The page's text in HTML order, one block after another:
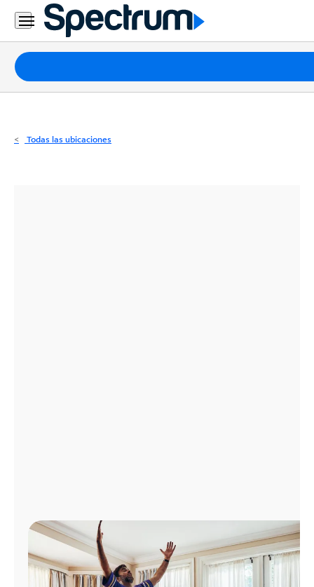
Residencial
Business
Paquetes
Internet
Todas las ubicaciones